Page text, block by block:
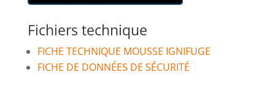
Fichiers technique
FICHE TECHNIQUE MOUSSE IGNIFUGE
FICHE DE DONNÉES DE SÉCURITÉ